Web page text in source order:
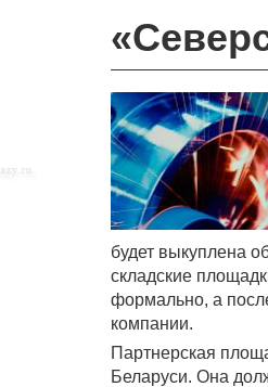
будет выкуплена
складские
формально, а
компании.
Партнерская
Беларуси. Она